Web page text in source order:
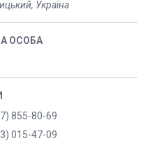
Україна
855-80-69
015-47-09